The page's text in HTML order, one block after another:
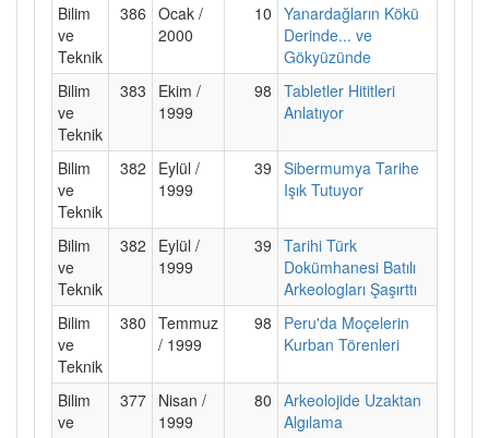
Bilim
ve
Teknik
386 Ocak /
2000
10 Yanardağların Kökü
Derinde... ve
Gökyüzünde
Bilim
ve
Teknik
383
Ekim /
1999
98 Tabletler Hititleri
Anlatıyor
Bilim
ve
Teknik
382
Eylül /
1999
39 Sibermumya Tarihe
Işık Tutuyor
Bilim
ve
Teknik
382
Eylül /
1999
39 Tarihi Türk
Dokümhanesi Batılı
Arkeologları Şaşırttı
Bilim
ve
Teknik
380 Temmuz
/ 1999
98
Peru'da Moçelerin
Kurban Törenleri
Bilim
ve
377 Nisan /
1999
80 Arkeolojide Uzaktan
Algılama